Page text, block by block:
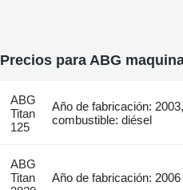
Precios para ABG
ABG
Titan
125
Año de fabricación:
combustible: diésel
ABG
Titan
Año de fabricación: 2006